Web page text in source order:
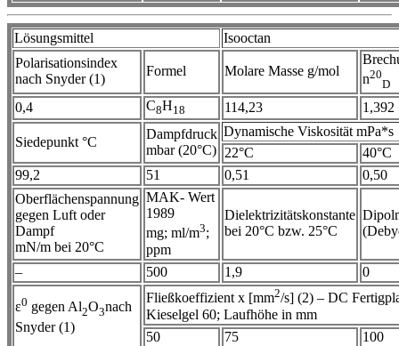
Lösungsmittel
Isooctan
Polarisationsindex
nach Snyder (1)
Formel Molare Masse g/mol
n20
D
0,4 C8H18 114,23 1,392
Siedepunkt °C
Dampfdruck
mbar (20°C)
Dynamische Viskosität mPa*s
22°C
40°C
99,2
51 0,51
0,50
Oberflächenspannung
gegen Luft oder
Dampf
mN/m bei 20°C
MAK- Wert
1989
mg; ml/m3;
ppm
Dielektrizitätskonstante
bei 20°C bzw. 25°C
– 500 1,9 0
ε0 gegen Al2O3nach
Snyder (1)
Fließkoeffizient x [mm2/s] (2) – DC
Kieselgel 60; Laufhöhe in mm
50
75
100